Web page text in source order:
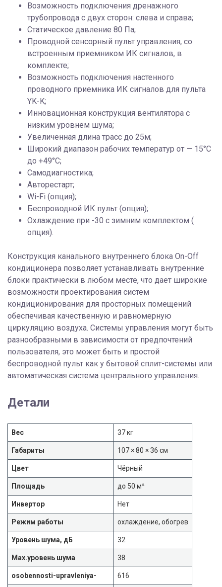
Возможность подключения дренажного
трубопровода с двух сторон: слева и справа;
Статическое давление 80 Па;
Проводной сенсорный пульт управления, со
встроенным приемником ИК сигналов, в
комплекте;
Возможность подключения настенного
проводного приемника ИК сигналов для пульта
YK-K;
Инновационная конструкция вентилятора с
низким уровнем шума;
Увеличенная длина трасс до 25м;
Широкий диапазон рабочих температур от — 15°С
до +49°С;
Самодиагностика;
Авторестарт;
Wi-Fi (опция);
Беспроводной ИК пульт (опция);
Охлаждение при -30 с зимним комплектом (
опция).
Конструкция канального внутреннего блока On-Off
кондиционера позволяет устанавливать внутренние
блоки практически в любом месте, что дает широкие
возможности проектирования систем
кондиционирования для просторных помещений
обеспечивая качественную и равномерную
циркуляцию воздуха. Системы управления могут быть
разнообразными в зависимости от предпочтений
пользователя, это может быть и простой
беспроводной пульт как у бытовой сплит-системы или
автоматическая система центрального управления.
Детали
Вес 37 кг
Габариты 107 × 80 × 36 см
Цвет Чёрный
Площадь до 50 м²
Инвертор Нет
Режим работы охлаждение, обогрев
Уровень шума, дБ 32
Max.уровень шума 38
osobennosti-upravleniya- 616